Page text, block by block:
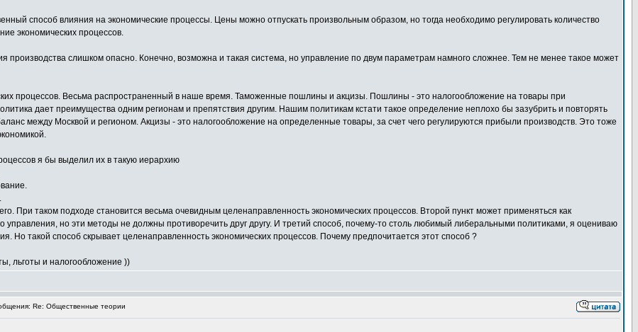
способ влияния на экономические процессы. Цены можно отпускать произвольным образом, но тогда необходимо регулировать количество
экономических процессов.
производства слишком опасно. Конечно, возможна и такая система, но управление по двум параметрам намного сложнее. Тем не менее такое может
процессов. Весьма распространенный в наше время. Таможенные пошлины и акцизы. Пошлины - это налогообложение на товары при
дает преимущества одним регионам и препятствия другим. Нашим политикам кстати такое определение неплохо бы зазубрить и повторять
между Москвой и регионом. Акцизы - это налогообложение на определенные товары, за счет чего регулируются прибыли производств. Это тоже
я бы выделил их в такую иерархию
При таком подходе становится весьма очевидным целенаправленность экономических процессов. Второй пункт может применяться как
управления, но эти методы не должны противоречить друг другу. И третий способ, почему-то столь любимый либеральными политиками, я оцениваю
Но такой способ скрывает целенаправленность экономических процессов. Почему предпочитается этот способ ?
льготы и налогообложение ))
Re: Общественные теории